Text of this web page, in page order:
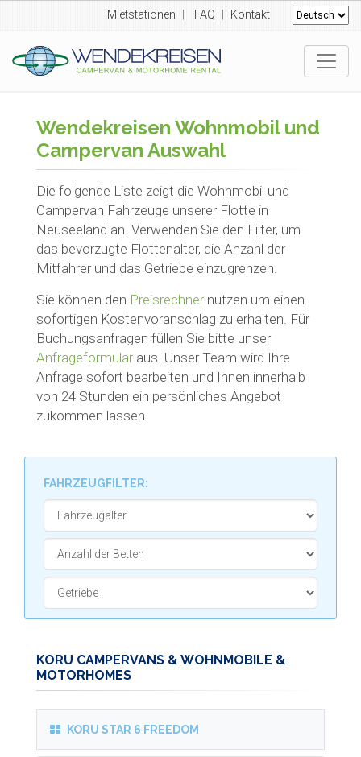
Mietstationen FAQ Kontakt
Wendekreisen Wohnmobil und
Campervan Auswahl
Die folgende Liste zeigt die Wohnmobil und
Campervan Fahrzeuge unserer Flotte in
Neuseeland an. Verwenden Sie den Filter, um
das bevorzugte Flottenalter, die Anzahl der
Mitfahrer und das Getriebe einzugrenzen.
Sie können den Preisrechnernutzen um einen
sofortigen Kostenvoranschlag zu erhalten. Für
Buchungsanfragen füllen Sie bitte unser
Anfrageformularaus. Unser Team wird Ihre
Anfrage sofort bearbeiten und Ihnen innerhalb
von 24 Stunden ein persönliches Angebot
zukommen lassen.
FAHRZEUGFILTER:
KORU CAMPERVANS & WOHNMOBILE &
MOTORHOMES
KORU STAR 6 FREEDOM